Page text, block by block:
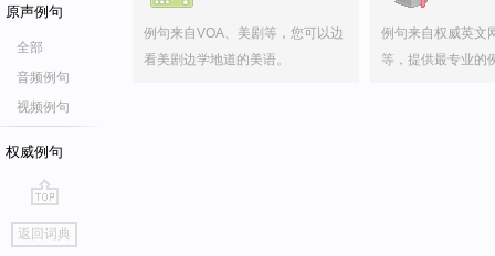
原声例句
全部
音频例句
视频例句
权威例句
go
top
返回词典
例句来自VOA、美剧等，您可以边
看美剧边学地道的美语。
例句来自权威英文
等，提供最专业的